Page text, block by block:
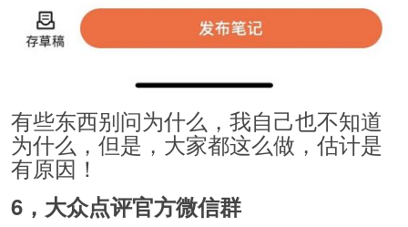
有些东西别问为什么，我自己也不知道
为什么，但是，大家都这么做，估计是
有原因！
6，大众点评官方微信群